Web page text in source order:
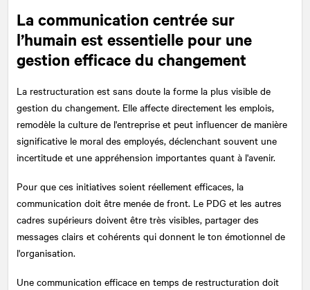
La communication centrée sur
l’humain est essentielle pour une
gestion efficace du changement
La restructuration est sans doute la forme la plus visible de
gestion du changement. Elle affecte directement les emplois,
remodèle la culture de l'entreprise et peut influencer de manière
significative le moral des employés, déclenchant souvent une
incertitude et une appréhension importantes quant à l'avenir.
Pour que ces initiatives soient réellement efficaces, la
communication doit être menée de front. Le PDG et les autres
cadres supérieurs doivent être très visibles, partager des
messages clairs et cohérents qui donnent le ton émotionnel de
l'organisation.
Une communication efficace en temps de restructuration doit